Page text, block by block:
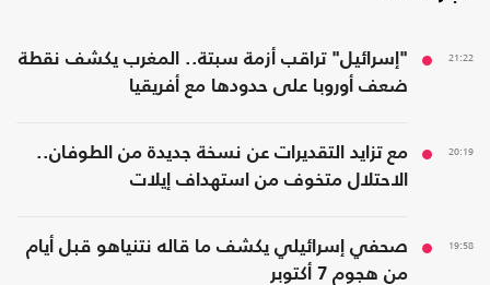
21:22
"إسرائيل" تراقب أزمة سبتة.. المغرب يكشف نقطة
ضعف أوروبا على حدودها مع أفريقيا
20:19
مع تزايد التقديرات عن نسخة جديدة من الطوفان..
الاحتلال متخوف من استهداف إيلات
19:58
صحفي إسرائيلي يكشف ما قاله نتنياهو قبل أيام
من هجوم 7 أكتوبر